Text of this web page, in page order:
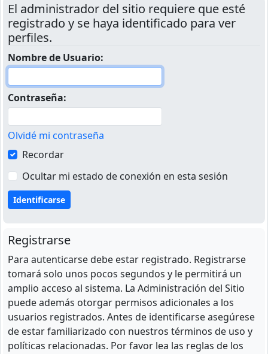
El administrador del sitio requiere que esté
registrado y se haya identificado para ver
perfiles.
Nombre de Usuario:
Contraseña:
Olvidé mi contraseña
Recordar
Ocultar mi estado de conexión en esta sesión
Registrarse
Para autenticarse debe estar registrado. Registrarse
tomará solo unos pocos segundos y le permitirá un
amplio acceso al sistema. La Administración del Sitio
puede además otorgar permisos adicionales a los
usuarios registrados. Antes de identificarse asegúrese
de estar familiarizado con nuestros términos de uso y
políticas relacionadas. Por favor lea las reglas de los